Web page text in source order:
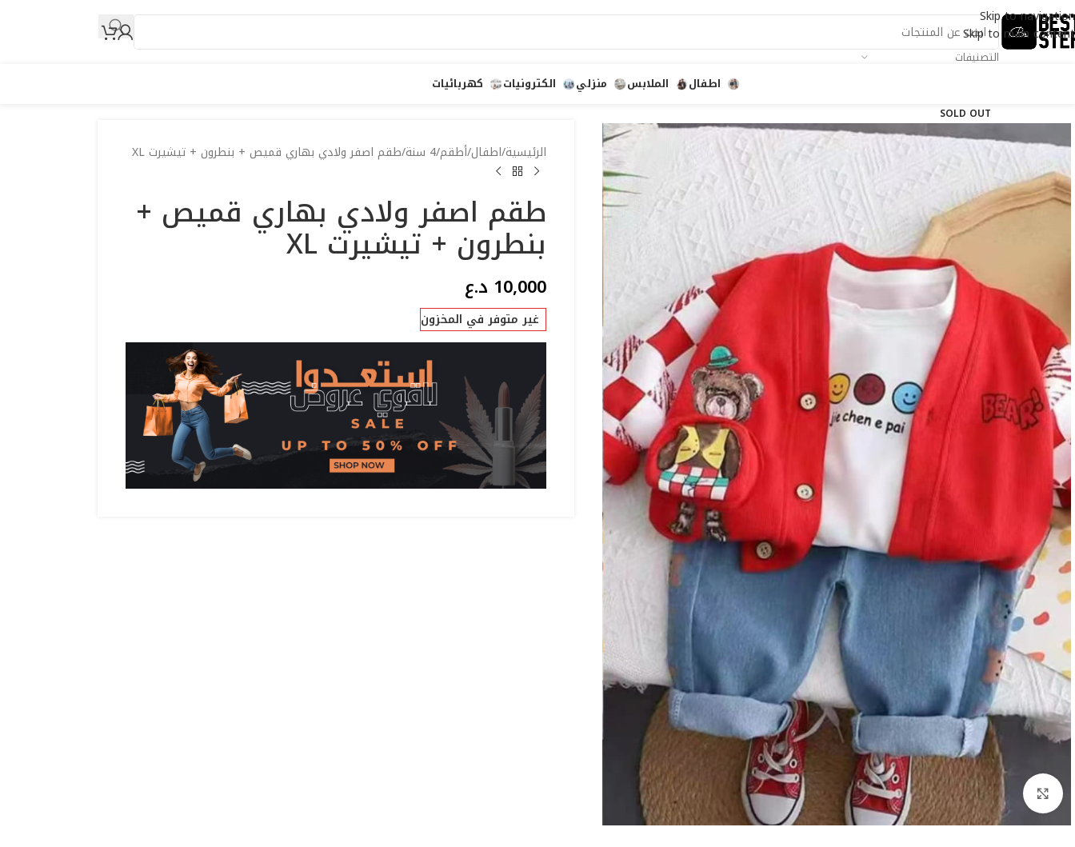
Skip to navigation
Skip to main content
التصنيفات
اطفال
الملابس منزلي الكترونيات كهربائيات
SOLD OUT
Click to enlarge
الرئيسية اطفالأطقم4 سنة طقم اصفر ولادي بهاري قميص + بنطرون + تيشيرت XL
طقم اصفر ولادي بهاري قميص +
بنطرون + تيشيرت XL
10,000 د.ع
غير متوفر في المخزون